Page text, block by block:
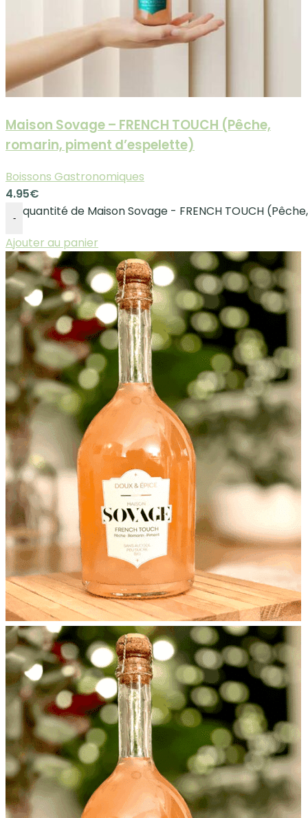
Maison Sovage – FRENCH TOUCH (Pêche,
romarin, piment d’espelette)
Boissons Gastronomiques
4.95€
-
quantité de Maison Sovage - FRENCH TOUCH
Ajouter au panier